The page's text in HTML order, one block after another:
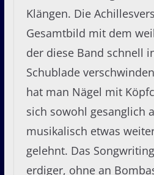
Klängen. Die
Gesamtbild mit dem
der diese Band schnell
Schublade
hat man Nägel mit
sich sowohl gesanglich
musikalisch etwas
gelehnt. Das
erdiger, ohne an